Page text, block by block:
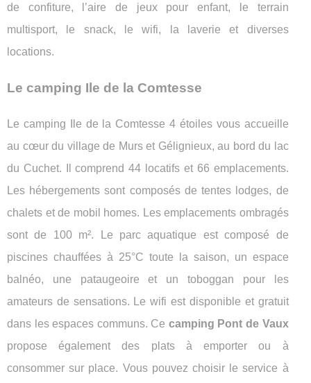
de confiture, l’aire de jeux pour enfant, le terrain
multisport, le snack, le wifi, la laverie et diverses
locations.
Le camping Ile de la Comtesse
Le camping Ile de la Comtesse 4 étoiles vous accueille
au cœur du village de Murs et Gélignieux, au bord du lac
du Cuchet. Il comprend 44 locatifs et 66 emplacements.
Les hébergements sont composés de tentes lodges, de
chalets et de mobil homes. Les emplacements ombragés
sont de 100 m². Le parc aquatique est composé de
piscines chauffées à 25°C toute la saison, un espace
balnéo, une pataugeoire et un toboggan pour les
amateurs de sensations. Le wifi est disponible et gratuit
dans les espaces communs. Ce camping Pont de Vaux
propose également des plats à emporter ou à
consommer sur place. Vous pouvez choisir le service à